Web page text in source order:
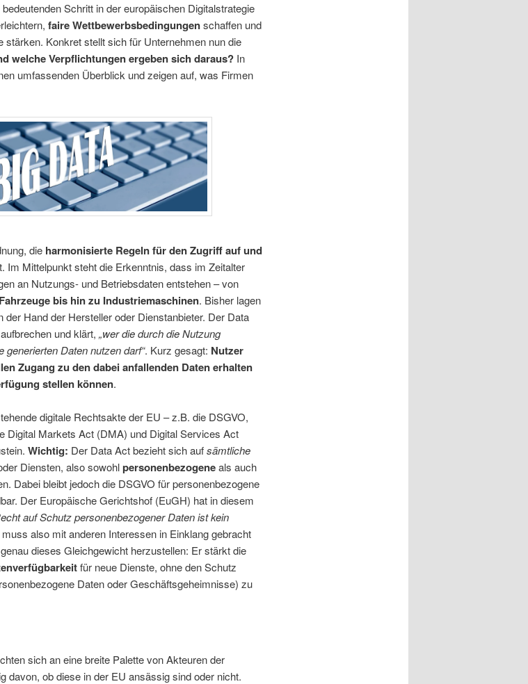
Schritt in der europäischen Digitalstrategie
faire Wettbewerbsbedingungenschaffen und
stärken. Konkret stellt sich für Unternehmen nun die
welche Verpflichtungen ergeben sich daraus?In
umfassenden Überblick und zeigen auf, was Firmen
die harmonisierte Regeln für den Zugriff auf und
Im Mittelpunkt steht die Erkenntnis, dass im Zeitalter
an Nutzungs- und Betriebsdaten entstehen – von
bis hin zu Industriemaschinen. Bisher lagen
Hand der Hersteller oder Dienstanbieter. Der Data
und klärt, „wer die durch die Nutzung
Daten nutzen darf“. Kurz gesagt: Nutzer
Zugang zu den dabei anfallenden Daten erhalten
stellen können.
digitale Rechtsakte der EU – z.B. die DSGVO,
Digital Markets Act (DMA) und Digital Services Act
Wichtig: Der Data Act bezieht sich aufsämtliche
Diensten, also sowohlpersonenbezogeneals auch
Dabei bleibt jedoch die DSGVO für personenbezogene
Der Europäische Gerichtshof (EuGH) hat in diesem
auf Schutz personenbezogener Daten ist kein
also mit anderen Interessen in Einklang gebracht
dieses Gleichgewicht herzustellen: Er stärkt die
für neue Dienste, ohne den Schutz
Daten oder Geschäftsgeheimnisse) zu
sich an eine breite Palette von Akteuren der
davon, ob diese in der EU ansässig sind oder nicht.